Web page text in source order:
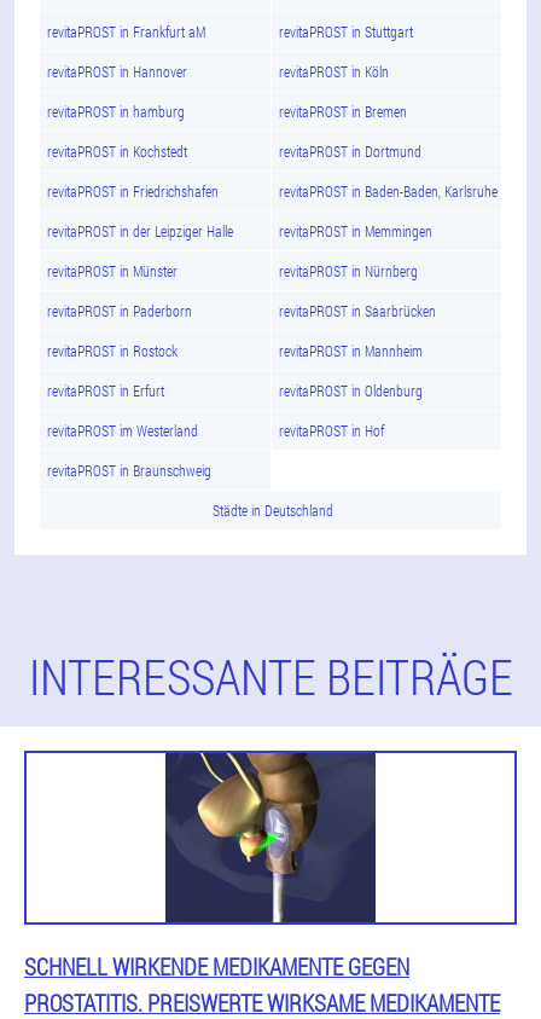
revitaPROST in Frankfurt aM revitaPROST in Stuttgart
revitaPROST in Hannover revitaPROST in Köln
revitaPROST in hamburg revitaPROST in Bremen
revitaPROST in Kochstedt revitaPROST in Dortmund
revitaPROST in Friedrichshafen revitaPROST in Baden-Baden, Karlsruhe
revitaPROST in der Leipziger Halle revitaPROST in Memmingen
revitaPROST in Münster revitaPROST in Nürnberg
revitaPROST in Paderborn revitaPROST in Saarbrücken
revitaPROST in Rostock revitaPROST in Mannheim
revitaPROST in Erfurt revitaPROST in Oldenburg
revitaPROST im Westerland revitaPROST in Hof
revitaPROST in Braunschweig
Städte in Deutschland
INTERESSANTE BEITRÄGE
SCHNELL WIRKENDE MEDIKAMENTE GEGEN
PROSTATITIS. PREISWERTE WIRKSAME MEDIKAMENTE